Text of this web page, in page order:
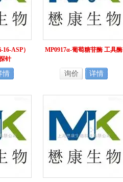
ASP）
针
情
MP0917α-葡萄糖苷酶 工具酶
询价 详情